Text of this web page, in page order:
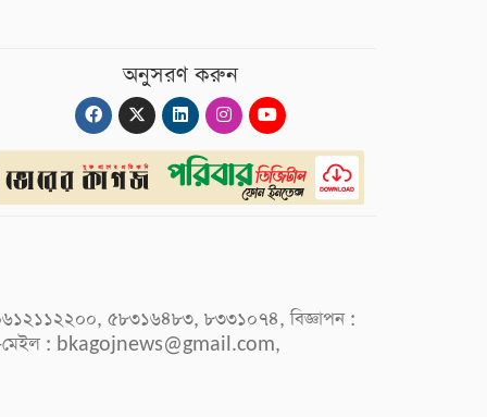
অনুসরণ করুন
৫৮৩১৬৪৮৩, ৮৩৩১০৭৪, বিজ্ঞাপন :
: bkagojnews@gmail.com,